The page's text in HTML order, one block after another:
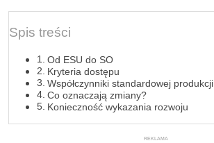
Spis treści
Od ESU do SO
Kryteria dostępu
Współczynniki standardowej produkcji
Co oznaczają zmiany?
Konieczność wykazania rozwoju
REKLAMA